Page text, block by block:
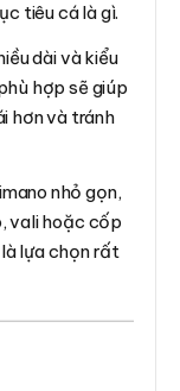
tiêu cá là gì.
dài và kiểu
hợp sẽ giúp
hơn và tránh
nhỏ gọn,
vali hoặc cốp
lựa chọn rất